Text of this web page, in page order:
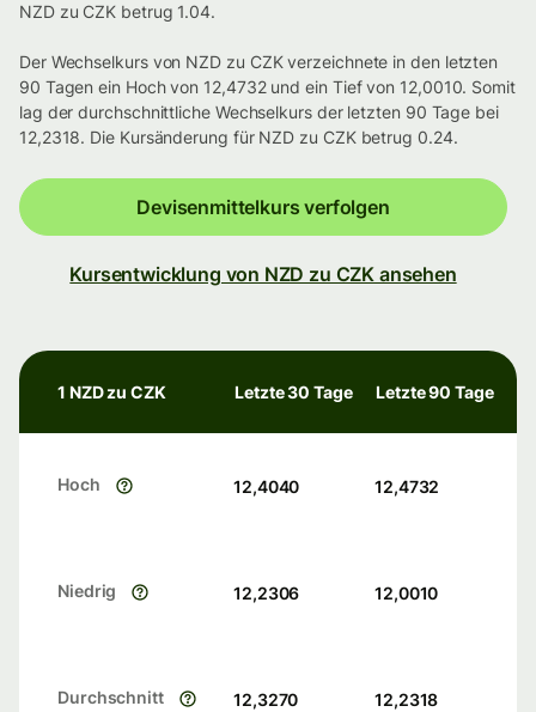
NZD zu CZK betrug 1.04.
Der Wechselkurs von NZD zu CZK verzeichnete in den letzten
90 Tagen ein Hoch von 12,4732 und ein Tief von 12,0010. Somit
lag der durchschnittliche Wechselkurs der letzten 90 Tage bei
12,2318. Die Kursänderung für NZD zu CZK betrug 0.24.
Devisenmittelkurs verfolgen
Kursentwicklung von NZD zu CZK ansehen
1 NZD zu CZK Letzte 30 Tage Letzte 90 Tage
Hoch 12,4040 12,4732
Niedrig 12,2306 12,0010
Durchschnitt 12,3270 12,2318